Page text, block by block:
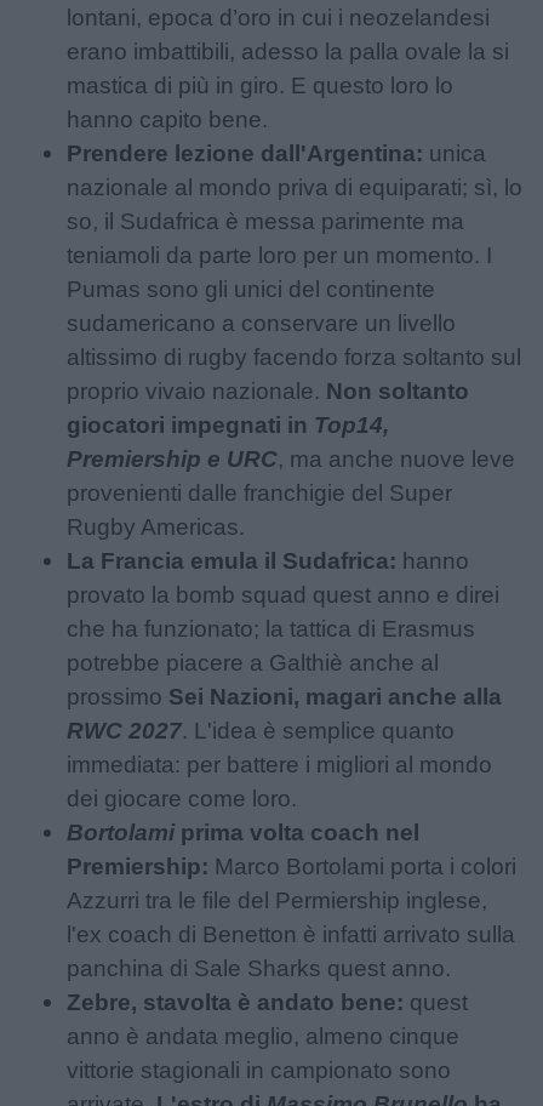
lontani, epoca d’oro in cui i neozelandesi
erano imbattibili, adesso la palla ovale la si
mastica di più in giro. E questo loro lo
hanno capito bene.
Prendere lezione dall'Argentina: unica
nazionale al mondo priva di equiparati; sì, lo
so, il Sudafrica è messa parimente ma
teniamoli da parte loro per un momento. I
Pumas sono gli unici del continente
sudamericano a conservare un livello
altissimo di rugby facendo forza soltanto sul
proprio vivaio nazionale. Non soltanto
giocatori impegnati in Top14,
Premiership e URC, ma anche nuove leve
provenienti dalle franchigie del Super
Rugby Americas.
La Francia emula il Sudafrica: hanno
provato la bomb squad quest anno e direi
che ha funzionato; la tattica di Erasmus
potrebbe piacere a Galthiè anche al
prossimo Sei Nazioni, magari anche alla
RWC 2027. L'idea è semplice quanto
immediata: per battere i migliori al mondo
dei giocare come loro.
Bortolami prima volta coach nel
Premiership: Marco Bortolami porta i colori
Azzurri tra le file del Permiership inglese,
l'ex coach di Benetton è infatti arrivato sulla
panchina di Sale Sharks quest anno.
Zebre, stavolta è andato bene: quest
anno è andata meglio, almeno cinque
vittorie stagionali in campionato sono